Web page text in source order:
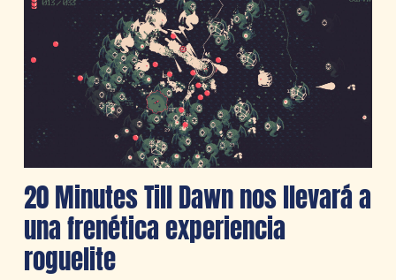
20 Minutes Till Dawn nos llevará a
una frenética experiencia
roguelite